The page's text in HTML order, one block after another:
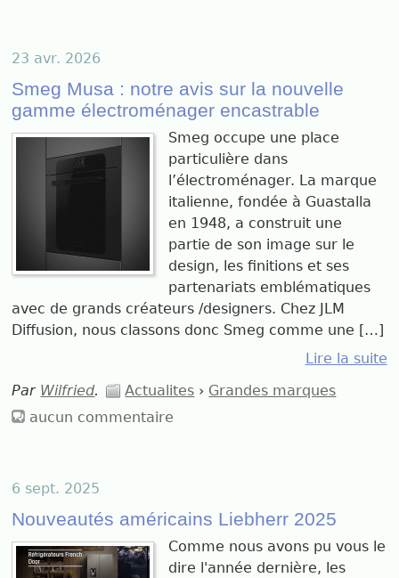
23 avr. 2026
Smeg Musa : notre avis sur la nouvelle
gamme électroménager encastrable
Smeg occupe une place
particulière dans
l’électroménager. La marque
italienne, fondée à Guastalla
en 1948, a construit une
partie de son image sur le
design, les finitions et ses
partenariats emblématiques
avec de grands créateurs /designers. Chez JLM
Diffusion, nous classons donc Smeg comme une […]
Lire la suite
Par Wilfried. Actualites › Grandes marques
aucun commentaire
6 sept. 2025
Nouveautés américains Liebherr 2025
Comme nous avons pu vous le
dire l'année dernière, les